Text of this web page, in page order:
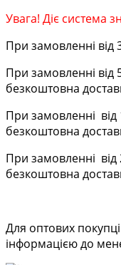
Увага! Діє система
При замовленні від
При замовленні від
безкоштовна
При замовленні від
безкоштовна
При замовленні від
безкоштовна
Для оптових
інформацією до